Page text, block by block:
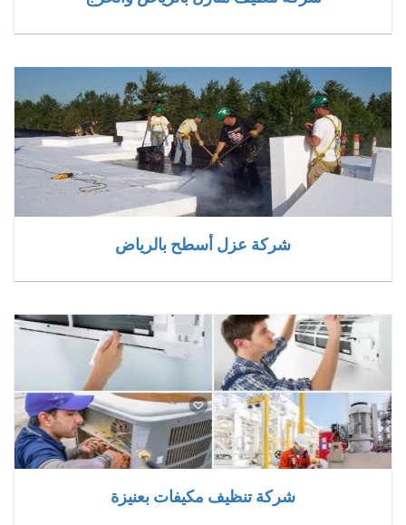
شركة عزل أسطح بالرياض
شركة تنظيف مكيفات بعنيزة